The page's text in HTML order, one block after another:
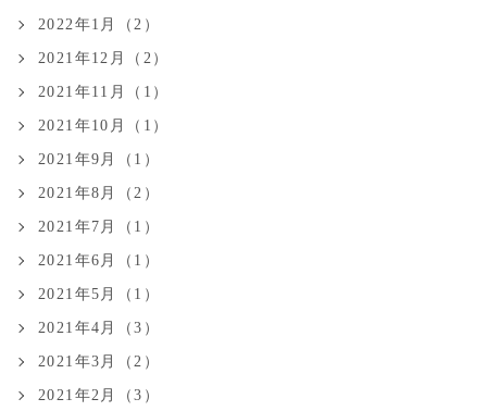
2022年1月（2）
2021年12月（2）
2021年11月（1）
2021年10月（1）
2021年9月（1）
2021年8月（2）
2021年7月（1）
2021年6月（1）
2021年5月（1）
2021年4月（3）
2021年3月（2）
2021年2月（3）